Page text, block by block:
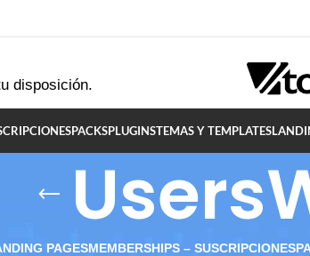
disposición.
PACKSPLUGINSTEMAS Y TEMPLATES
PAGESMEMBERSHIPS – SUSCRIPCIONES